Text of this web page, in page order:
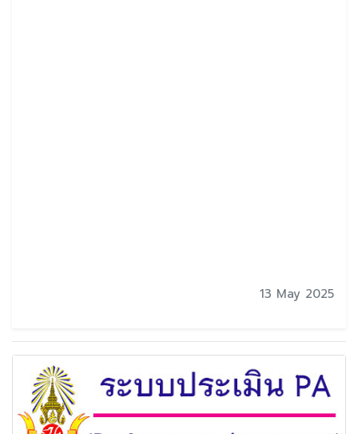
13 May 2025